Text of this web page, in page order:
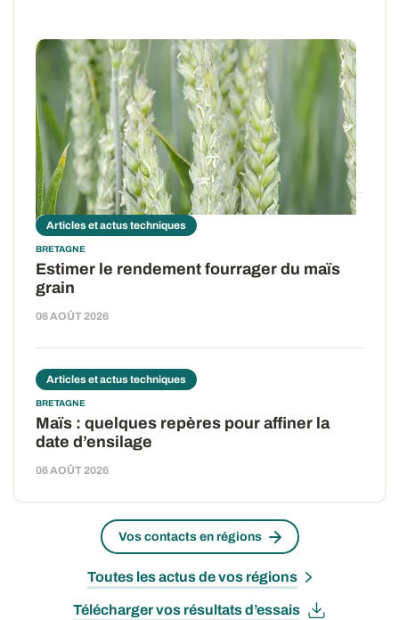
Résultats d’essais
BRETAGNE
Variétés de blé tendre : les premiers
résultats 2026
07 AOÛT 2026
Articles et actus techniques
BRETAGNE
Estimer le rendement fourrager du maïs
grain
06 AOÛT 2026
Articles et actus techniques
BRETAGNE
Maïs : quelques repères pour affiner la
date d’ensilage
06 AOÛT 2026
Vos contacts en régions
Toutes les actus de vos régions
Télécharger vos résultats d’essais